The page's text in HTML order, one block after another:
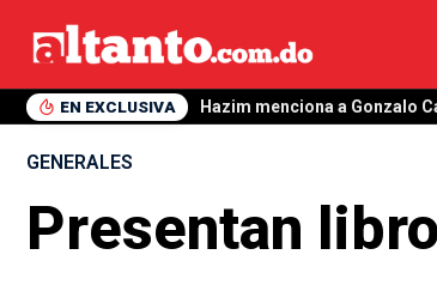
EN EXCLUSIVA Hazim menciona a Gonzalo
GENERALES
Presentan